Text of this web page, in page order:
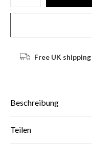
Free UK shipping
Beschreibung
Teilen